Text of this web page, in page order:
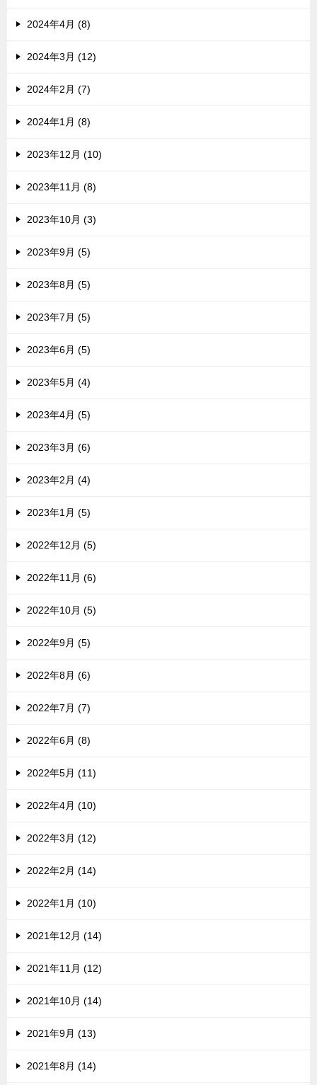
2024年4月 (8)
2024年3月 (12)
2024年2月 (7)
2024年1月 (8)
2023年12月 (10)
2023年11月 (8)
2023年10月 (3)
2023年9月 (5)
2023年8月 (5)
2023年7月 (5)
2023年6月 (5)
2023年5月 (4)
2023年4月 (5)
2023年3月 (6)
2023年2月 (4)
2023年1月 (5)
2022年12月 (5)
2022年11月 (6)
2022年10月 (5)
2022年9月 (5)
2022年8月 (6)
2022年7月 (7)
2022年6月 (8)
2022年5月 (11)
2022年4月 (10)
2022年3月 (12)
2022年2月 (14)
2022年1月 (10)
2021年12月 (14)
2021年11月 (12)
2021年10月 (14)
2021年9月 (13)
2021年8月 (14)